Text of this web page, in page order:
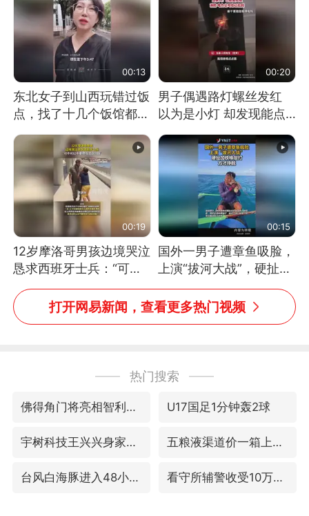
00:13
东北女子到山西玩错过饭
点，找了十几个饭馆都没
开门：午休到几点
00:20
男子偶遇路灯螺丝发红
以为是小灯 却发现能点
燃香烟 当事人：已报警
处理
00:19
12岁摩洛哥男孩边境哭泣
恳求西班牙士兵：“可不
可以不要把我遣返回国”
00:15
国外一男子遭章鱼吸脸，
上演“拔河大战”，硬扯加
铁棒敲打方才挣脱
打开网易新闻，查看更多热门视频
热门搜索
佛得角门将亮相智利俱乐部主场 U17国足1分钟轰2球
宇树科技王兴兴身家有望超200亿元 五粮液渠道价一箱上涨近百元
台风白海豚进入48小时警戒线 看守所辅警收受10万获刑1年